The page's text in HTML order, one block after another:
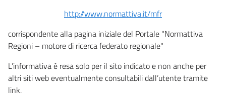
http://www.normattiva.it/mfr
corrispondente alla pagina iniziale del Portale "Normattiva
Regioni – motore di ricerca federato regionale"
L’informativa è resa solo per il sito indicato e non anche per
altri siti web eventualmente consultabili dall’utente tramite
link.